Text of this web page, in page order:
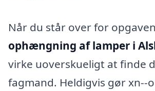
Når du står over for
ophængning af lamper i
virke uoverskueligt at finde
fagmand. Heldigvis gør xn--